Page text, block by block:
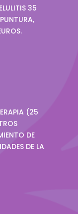
35
(25
DE
DE LA